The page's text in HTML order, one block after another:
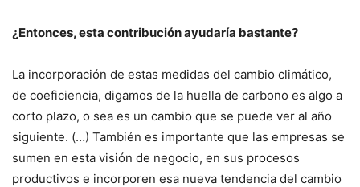
¿Entonces, esta contribución ayudaría bastante?
La incorporación de estas medidas del cambio climático,
de coeficiencia, digamos de la huella de carbono es algo a
corto plazo, o sea es un cambio que se puede ver al año
siguiente. (…) También es importante que las empresas se
sumen en esta visión de negocio, en sus procesos
productivos e incorporen esa nueva tendencia del cambio